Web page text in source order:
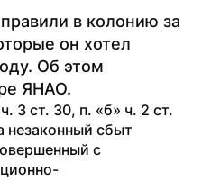
в колонию за
он хотел
Об этом
ЯНАО.
3 ст. 30, п. «б» ч. 2 ст.
незаконный сбыт
с